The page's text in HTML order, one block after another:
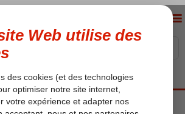
King Minos Retreat Resort & Spa